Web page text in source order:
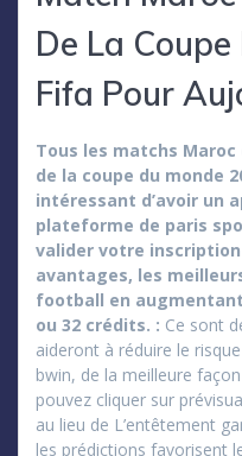
De La
Fifa Pour
Tous les matchs
de la coupe du monde
intéressant d’avoir un
plateforme de paris
valider votre
avantages, les
football en augmentant
ou 32 crédits. : Ce sont
aideront à réduire le
bwin, de la meilleure
pouvez cliquer sur
au lieu de L’entêtement
les prédictions favorisent